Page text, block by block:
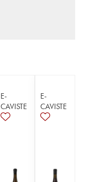
E-
CAVISTE
E-
CAVISTE